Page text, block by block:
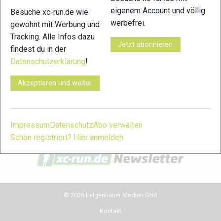
xc-run.de in den sozialen Netzwerken
facebookinstagramyoutubeuser-
circle
xc-run.de Newsletter Anmeldung
dich für unseren Newsletter an. Während der Saison erhältst
du damit regelmäßig die wichtigsten News und Themen in
dein Postfach. Einfach hier anmelden:
© 2026 Felgenhauer Medien GbR
Kontakt
Besuche xc-run.de wie
gewohnt mit Werbung und
Tracking. Alle Infos dazu
findest du in der
Datenschutzerklärung!
Akzeptieren und weiter
eigenem Account und völlig
werbefrei.
Jetzt abonnieren
ImpressumDatenschutzAbo verwalten
Schon registriert? Hier anmelden